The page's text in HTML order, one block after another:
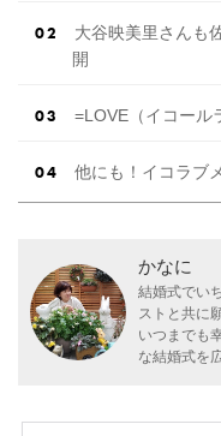
大谷映美里さんも
開
=LOVE（イコール
他にも！イコラブ
かなに
結婚式でい
ストと共に
いつまでも
な結婚式を